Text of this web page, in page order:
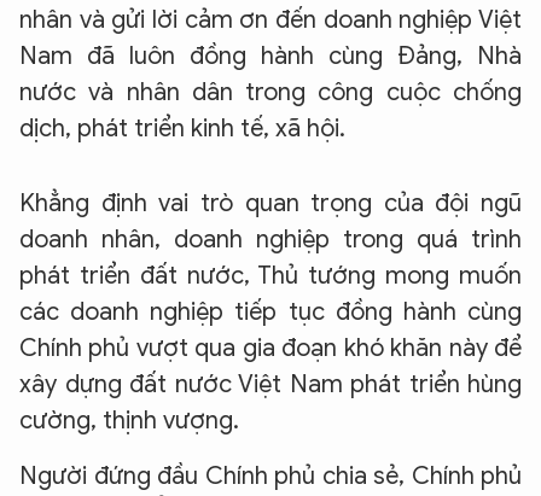
nhân và gửi lời cảm ơn đến doanh nghiệp Việt
Nam đã luôn đồng hành cùng Đảng, Nhà
nước và nhân dân trong công cuộc chống
dịch, phát triển kinh tế, xã hội.
Khẳng định vai trò quan trọng của đội ngũ
doanh nhân, doanh nghiệp trong quá trình
phát triển đất nước, Thủ tướng mong muốn
các doanh nghiệp tiếp tục đồng hành cùng
Chính phủ vượt qua gia đoạn khó khăn này để
xây dựng đất nước Việt Nam phát triển hùng
cường, thịnh vượng.
Người đứng đầu Chính phủ chia sẻ, Chính phủ